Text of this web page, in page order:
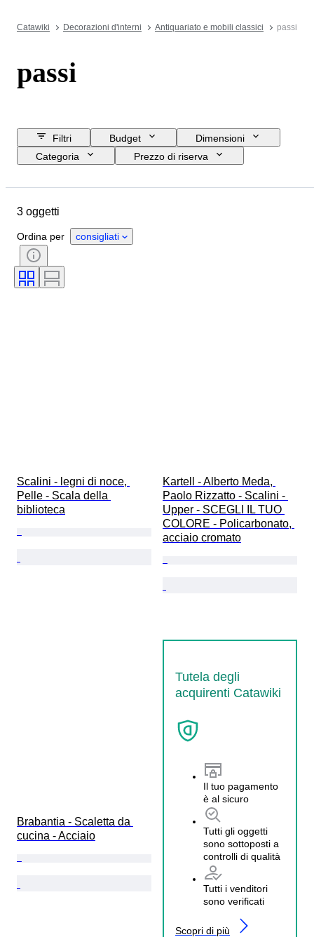
Catawiki Decorazioni d'interni Antiquariato e mobili classici passi
passi
Filtri Budget
Dimensioni
Categoria
Prezzo di riserva
Paese d’origine
Condizioni
Epoca
Creatore
3 oggetti
Ordina per consigliati
Scalini - legni di noce,
Pelle - Scala della
biblioteca
Kartell - Alberto Meda,
Paolo Rizzatto - Scalini -
Upper - SCEGLI IL TUO
COLORE - Policarbonato,
acciaio cromato
Brabantia - Scaletta da
cucina - Acciaio
Tutela degli
acquirenti Catawiki
Il tuo pagamento
è al sicuro
Tutti gli oggetti
sono sottoposti a
controlli di qualità
Tutti i venditori
sono verificati
Scopri di più